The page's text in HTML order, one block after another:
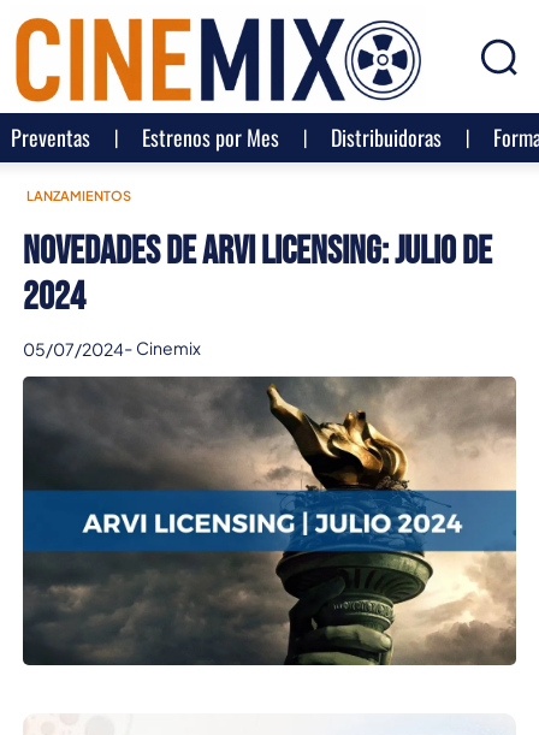
Preventas Estrenos por Mes Distribuidoras
LANZAMIENTOS
Novedades de Arvi Licensing: Julio de
2024
05/07/2024- Cinemix